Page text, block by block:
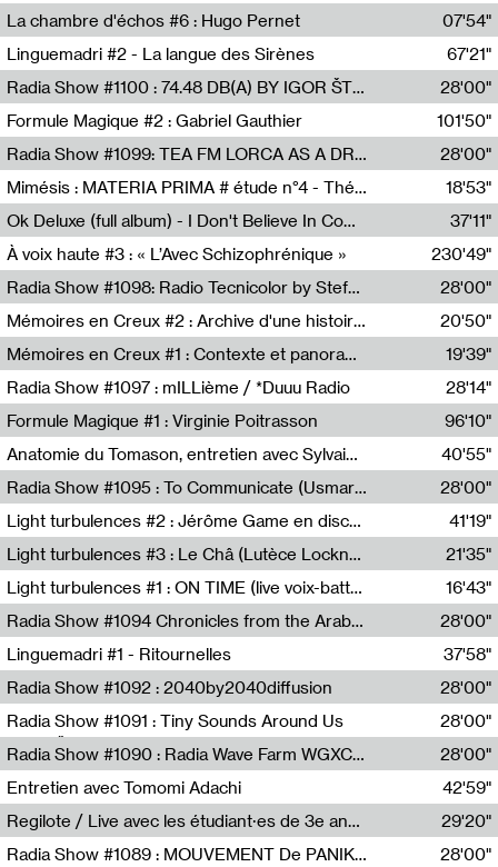
Jimmy Peggie,radioart106
La chambre d'échos #6 : Hugo Pernet
Revue Les Chambres,Hugo Pernet
07'54"
Linguemadri #2 - La langue des Sirènes
Meris Angioletti
67'21"
Radia Show #1100 : 74.48 DB(A) BY IGOR ŠTROMAJER FOR RADIO X
radio x
28'00"
Formule Magique #2 : Gabriel Gauthier
Nathalie Lacroix,Gabriel Gauthier
101'50"
Radia Show #1099: TEA FM LORCA AS A DREAM
TEAFM
28'00"
Mimésis : MATERIA PRIMA # étude n°4 - Théâtre de l’Aquarium
Francesco Russo,Scuola della Crisi
18'53"
Ok Deluxe (full album) - I Don't Believe In Computing
37'11"
À voix haute #3 : « L’Avec Schizophrénique »
230'49"
Radia Show #1098: Radio Tecnicolor by Stefan Nussbaumer & Georg Zichy (Radio Orange 94.0)
Radio Orange 94.0
28'00"
Mémoires en Creux #2 : Archive d'une histoire artistique
Sophie Auger-Grappin
20'50"
Mémoires en Creux #1 : Contexte et panorama
Sophie Auger-Grappin
19'39"
Radia Show #1097 : mILLième / *Duuu Radio
28'14"
Formule Magique #1 : Virginie Poitrasson
Nathalie Lacroix,Virginie Poitrasson
96'10"
Anatomie du Tomason, entretien avec Sylvain Cardonnel
Loraine Baud,Sylvain Cardonnel
40'55"
Radia Show #1095 : To Communicate (Usmaradio)
Usmaradio
28'00"
Light turbulences #2 : Jérôme Game en discussion avec Thomas Corlin
41'19"
Light turbulences #3 : Le Châ (Lutèce Lockness)
Lutèce Lockness
21'35"
Light turbulences #1 : ON TIME (live voix-batterie) avec Jérôme Game & Jean-Michel Espitallier
Jérôme Game,Jean-Michel Espitallier
16'43"
Radia Show #1094 Chronicles from the Arab Cold War by Ghazi Barakat
Reboot.fm
28'00"
Linguemadri #1 - Ritournelles
Meris Angioletti
37'58"
Radia Show #1092 : 2040by2040diffusion
Diffusion FM
28'00"
Radia Show #1091 : Tiny Sounds Around Us
Radio Študent
28'00"
Radia Show #1090 : Radia Wave Farm WGXC Corey De Juan Sherrard Jr Startalk
Wave Farm
28'00"
Entretien avec Tomomi Adachi
Tomomi Adachi,Loraine Baud
42'59"
Regilote / Live avec les étudiant·es de 3e année de l'EMA
Nima Henryon,Athéna Noël,Amir Genillon,Ibourayane Ahmadi,Manelle Cherrih,Honorine Gibello,John Weeber,Manon Joseph
29'20"
Radia Show #1089 : MOUVEMENT De PANIK (Radio Panik)
28'00"